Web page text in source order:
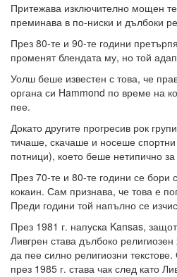
Притежава изключително мощен
преминава в по-ниски и дълбоки
През 80-те и 90-те години
променят блендата му, но той
Уолш беше известен с това, че
органа си Hammond по време на
пее.
Докато другите прогресив рок
тичаше, скачаше и носеше
потници), което беше нетипично
През 70-те и 80-те години се бори
кокаин. Сам признава, че това е
Преди години той напълно се
През 1981 г. напуска Kansas,
Ливгрен става дълбоко
да пее силно религиозни
през 1985 г. става чак след като